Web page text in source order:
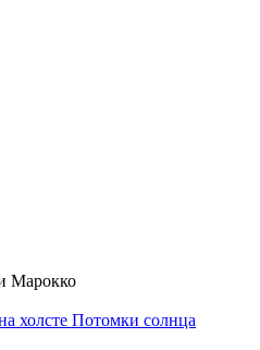
Марокко
холсте Потомки солнца